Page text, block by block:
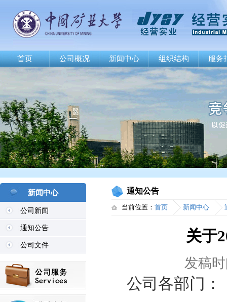
首页 公司概况 新闻中心 组织结构 服务
新闻中心
公司新闻
通知公告
公司文件
通知公告
当前位置： 首页 新闻中心
关于
发稿
公司各部门：